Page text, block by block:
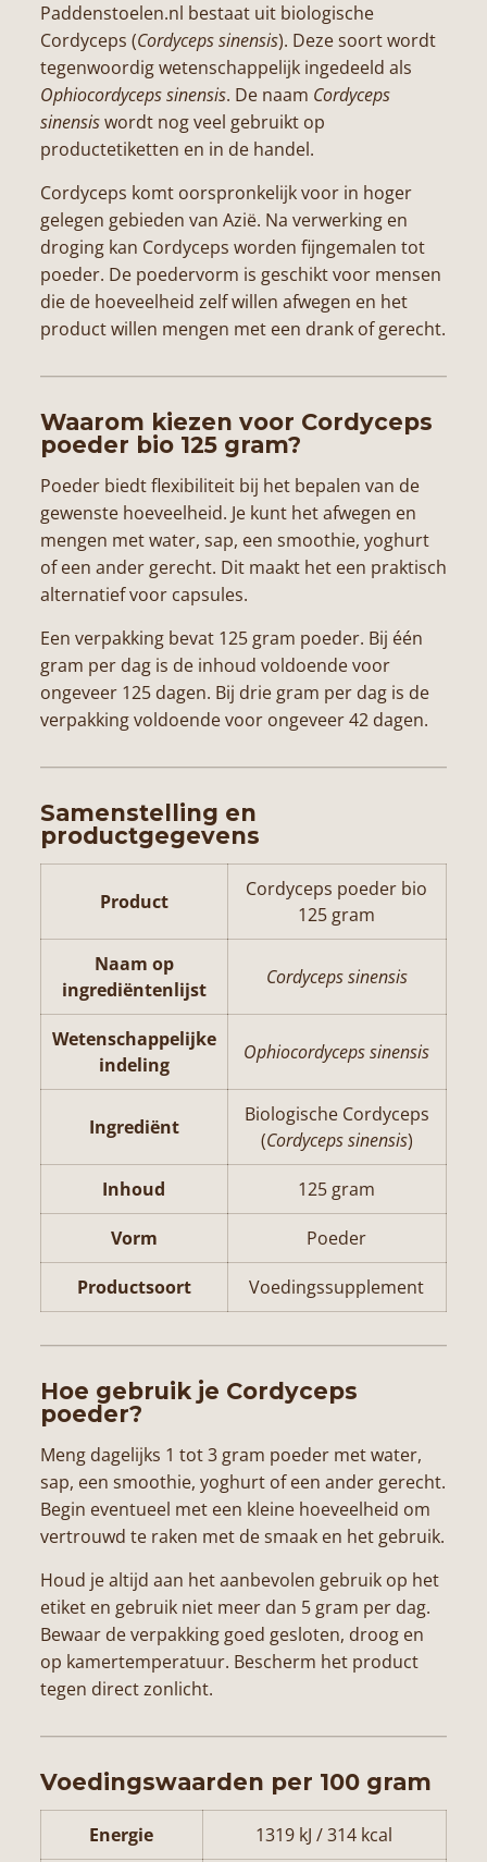
Paddenstoelen.nl bestaat uit biologische
Cordyceps (Cordyceps sinensis). Deze soort wordt
tegenwoordig wetenschappelijk ingedeeld als
Ophiocordyceps sinensis. De naam Cordyceps
sinensiswordt nog veel gebruikt op
productetiketten en in de handel.
Cordyceps komt oorspronkelijk voor in hoger
gelegen gebieden van Azië. Na verwerking en
droging kan Cordyceps worden fijngemalen tot
poeder. De poedervorm is geschikt voor mensen
die de hoeveelheid zelf willen afwegen en het
product willen mengen met een drank of gerecht.
Waarom kiezen voor Cordyceps
poeder bio 125 gram?
Poeder biedt flexibiliteit bij het bepalen van de
gewenste hoeveelheid. Je kunt het afwegen en
mengen met water, sap, een smoothie, yoghurt
of een ander gerecht. Dit maakt het een praktisch
alternatief voor capsules.
Een verpakking bevat 125 gram poeder. Bij één
gram per dag is de inhoud voldoende voor
ongeveer 125 dagen. Bij drie gram per dag is de
verpakking voldoende voor ongeveer 42 dagen.
Samenstelling en
productgegevens
Product
Cordyceps poeder bio
125 gram
Naam op
ingrediëntenlijst
Cordyceps sinensis
Wetenschappelijke
indeling
Ophiocordyceps sinensis
Ingrediënt
Biologische Cordyceps
(Cordyceps sinensis)
Inhoud 125 gram
Vorm Poeder
Productsoort Voedingssupplement
Hoe gebruik je Cordyceps
poeder?
Meng dagelijks 1 tot 3 gram poeder met water,
sap, een smoothie, yoghurt of een ander gerecht.
Begin eventueel met een kleine hoeveelheid om
vertrouwd te raken met de smaak en het gebruik.
Houd je altijd aan het aanbevolen gebruik op het
etiket en gebruik niet meer dan 5 gram per dag.
Bewaar de verpakking goed gesloten, droog en
op kamertemperatuur. Bescherm het product
tegen direct zonlicht.
Voedingswaarden per 100 gram
Energie 1319 kJ / 314 kcal